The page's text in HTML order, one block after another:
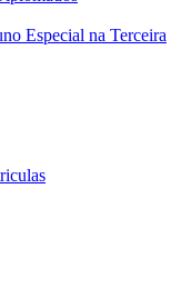
Especial na Terceira